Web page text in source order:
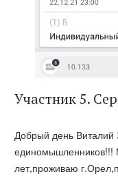
Участник 5.
Добрый день Виталий
единомышленников!!!
лет,проживаю